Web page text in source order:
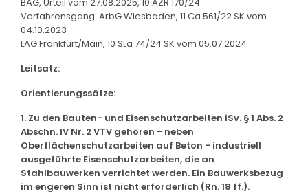
Verfahrensgang: ArbG Wiesbaden, 11 Ca 561/22 SK vom
04.10.2023
LAG Frankfurt/Main, 10 SLa 74/24 SK vom 05.07.2024
Leitsatz:
Orientierungssätze:
1. Zu den Bauten- und Eisenschutzarbeiten iSv. § 1 Abs. 2
Abschn. IV Nr. 2 VTV gehören - neben
Oberflächenschutzarbeiten auf Beton - industriell
ausgeführte Eisenschutzarbeiten, die an
Stahlbauwerken verrichtet werden. Ein Bauwerksbezug
im engeren Sinn ist nicht erforderlich (Rn. 18 ff.).